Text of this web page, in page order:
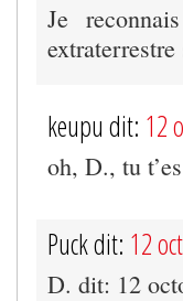
Je
keupu dit: 12
oh, D., tu
Puck dit: 12
D. dit: 12